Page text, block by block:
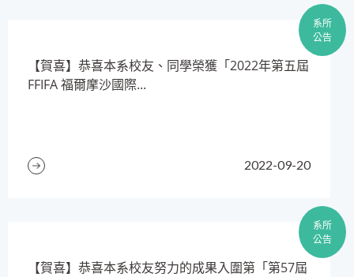
系所
公告
2022-09-20
【賀喜】恭喜本系校友、同學榮獲「2022年第五屆
FFIFA 福爾摩沙國際...
系所
公告
【賀喜】恭喜本系校友努力的成果入圍第「第57屆